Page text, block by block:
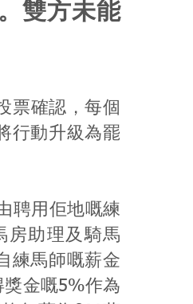
雙方未能
票確認，每個
行動升級為罷
聘用佢地嘅練
房助理及騎馬
練馬師嘅薪金
金嘅5%作為